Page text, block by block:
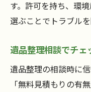
す。許可を持ち、環
選ぶことでトラブルを
遺品整理相談でチ
遺品整理の相談時に
「無料見積もりの有